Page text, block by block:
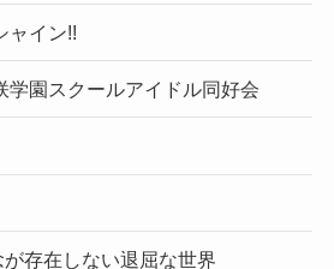
ャイン!!
学園スクールアイドル同好会
存在しない退屈な世界